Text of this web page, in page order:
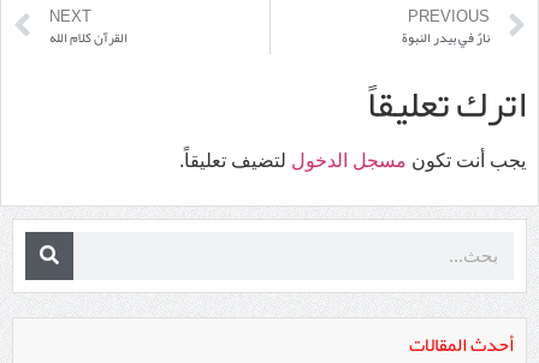
أحدث المقالات
PREVIOUS
نارٌ في بيدر النبوة
NEXT
القرآن كلام الله
اترك تعليقاً
يجب أنت تكون مسجل الدخول لتضيف تعليقاً.